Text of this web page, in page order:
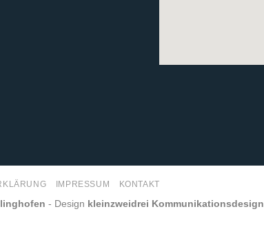
IMPRESSUM KONTAKT
- Design kleinzweidrei Kommunikationsdesign